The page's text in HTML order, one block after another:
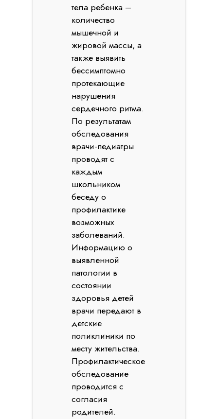
тела ребенка –
количество
мышечной и
жировой массы, а
также выявить
бессимптомно
протекающие
нарушения
сердечного ритма.
По результатам
обследования
врачи-педиатры
проводят с
каждым
школьником
беседу о
профилактике
возможных
заболеваний.
Информацию о
выявленной
патологии в
состоянии
здоровья детей
врачи передают в
детские
поликлиники по
месту жительства.
Профилактическое
обследование
проводится с
согласия
родителей.